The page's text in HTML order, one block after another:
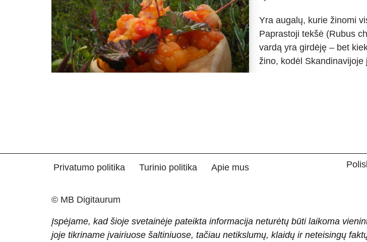
Yra augalų, kurie žinomi
Paprastoji tekšė (Rubus
vardą yra girdėję – bet
žino, kodėl
Privatumo politika Turinio politika Apie mus
© MB Digitaurum
Įspėjame, kad šioje svetainėje pateikta informacija neturėtų būti laikoma
joje tikriname įvairiuose šaltiniuose, tačiau netikslumų, klaidų ir neteisingų